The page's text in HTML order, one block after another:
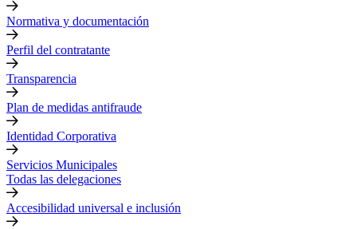
Normativa y documentación
Perfil del contratante
Transparencia
Plan de medidas antifraude
Identidad Corporativa
Servicios Municipales
Todas las delegaciones
Accesibilidad universal e inclusión